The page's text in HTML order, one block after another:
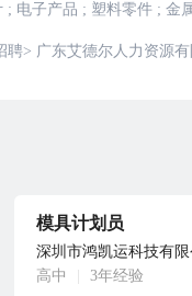
; 电子产品 ; 塑料零件 ; 金
聘> 广东艾德尔人力资源
模具计划员
深圳市鸿凯运科技有
高中
3年经验